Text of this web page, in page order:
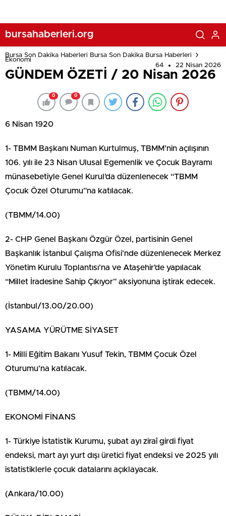
bursahaberleri.org
Bursa Son Dakika Haberleri Bursa Son Dakika Bursa Haberleri
Ekonomi
64
22 Nisan 2026
GÜNDEM ÖZETİ / 20 Nisan 2026
0 0
6 Nisan 1920
1- TBMM Başkanı Numan Kurtulmuş, TBMM’nin açılışının
106. yılı ile 23 Nisan Ulusal Egemenlik ve Çocuk Bayramı
münasebetiyle Genel Kurul’da düzenlenecek “TBMM
Çocuk Özel Oturumu”na katılacak.
(TBMM/14.00)
2- CHP Genel Başkanı Özgür Özel, partisinin Genel
Başkanlık İstanbul Çalışma Ofisi’nde düzenlenecek Merkez
Yönetim Kurulu Toplantısı’na ve Ataşehir’de yapılacak
“Millet İradesine Sahip Çıkıyor” aksiyonuna iştirak edecek.
(İstanbul/13.00/20.00)
YASAMA YÜRÜTME SİYASET
1- Milli Eğitim Bakanı Yusuf Tekin, TBMM Çocuk Özel
Oturumu’na katılacak.
(TBMM/14.00)
EKONOMİ FİNANS
1- Türkiye İstatistik Kurumu, şubat ayı ziraî girdi fiyat
endeksi, mart ayı yurt dışı üretici fiyat endeksi ve 2025 yılı
istatistiklerle çocuk datalarını açıklayacak.
(Ankara/10.00)